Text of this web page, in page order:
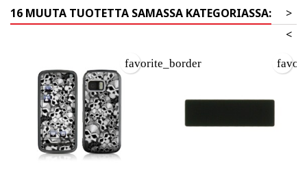
16 MUUTA TUOTETTA SAMASSA KATEGORIASSA:
>
<
favorite_border